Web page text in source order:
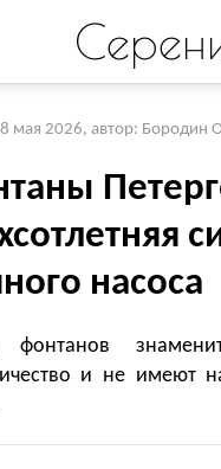
мая 2026, автор: Бородин
насоса
фонтанов
и не имеют